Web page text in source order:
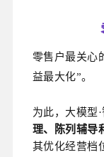
零售户最关心
益最大化”。
为此，大模型
理、陈列辅导
其优化经营档